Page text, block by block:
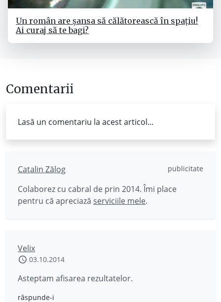
Un român are șansa să călătorească în spațiu!
Ai curaj să te bagi?
Comentarii
Lasă un comentariu la acest articol...
Catalin Zălog publicitate
Colaborez cu cabral de prin 2014. Îmi place
pentru că apreciază serviciile mele.
Velix
03.10.2014
Asteptam afisarea rezultatelor.
răspunde-i